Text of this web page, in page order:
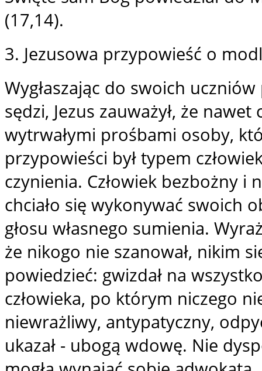
(17,14).
3. Jezusowa przypowieść o
Wygłaszając do swoich
sędzi, Jezus zauważył, że
wytrwałymi prośbami osoby,
przypowieści był typem
czynienia. Człowiek bezbożny
chciało się wykonywać swoich
głosu własnego sumienia.
że nikogo nie szanował, nikim
powiedzieć: gwizdał na
człowieka, po którym niczego
niewrażliwy, antypatyczny,
ukazał - ubogą wdowę. Nie